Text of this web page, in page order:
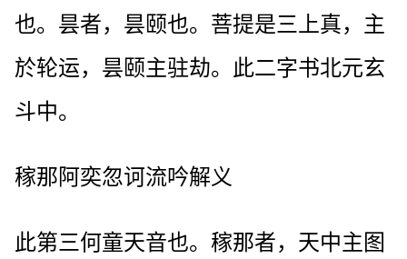
也。昙者，昙颐也。菩提是三上真，主
於轮运，昙颐主驻劫。此二字书北元玄
斗中。
稼那阿奕忽诃流吟解义
此第三何童天音也。稼那者，天中主图